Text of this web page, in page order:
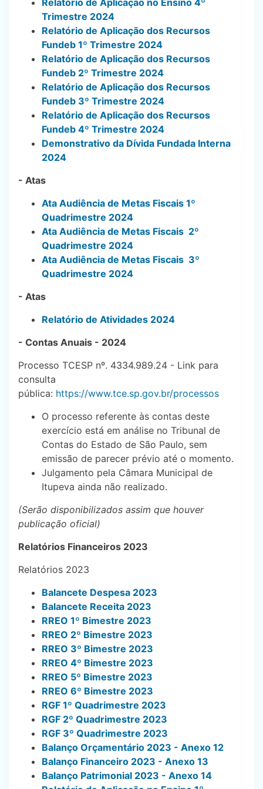
Trimestre 2024
Relatório de Aplicação dos Recursos
Fundeb 1º Trimestre 2024
Relatório de Aplicação dos Recursos
Fundeb 2º Trimestre 2024
Relatório de Aplicação dos Recursos
Fundeb 3º Trimestre 2024
Relatório de Aplicação dos Recursos
Fundeb 4º Trimestre 2024
Demonstrativo da Dívida Fundada Interna
2024
- Atas
Ata Audiência de Metas Fiscais 1º
Quadrimestre 2024
Ata Audiência de Metas Fiscais 2º
Quadrimestre 2024
Ata Audiência de Metas Fiscais 3º
Quadrimestre 2024
- Atas
Relatório de Atividades 2024
- Contas Anuais - 2024
Processo TCESP nº. 4334.989.24 - Link para
consulta
pública: https://www.tce.sp.gov.br/processos
O processo referente às contas deste
exercício está em análise no Tribunal de
Contas do Estado de São Paulo, sem
emissão de parecer prévio até o momento.
Julgamento pela Câmara Municipal de
Itupeva ainda não realizado.
(Serão disponibilizados assim que houver
publicação oficial)
Relatórios Financeiros 2023
Relatórios 2023
Balancete Despesa 2023
Balancete Receita 2023
RREO 1º Bimestre 2023
RREO 2º Bimestre 2023
RREO 3º Bimestre 2023
RREO 4º Bimestre 2023
RREO 5º Bimestre 2023
RREO 6º Bimestre 2023
RGF 1º Quadrimestre 2023
RGF 2º Quadrimestre 2023
RGF 3º Quadrimestre 2023
Balanço Orçamentário 2023 - Anexo 12
Balanço Financeiro 2023 - Anexo 13
Balanço Patrimonial 2023 - Anexo 14